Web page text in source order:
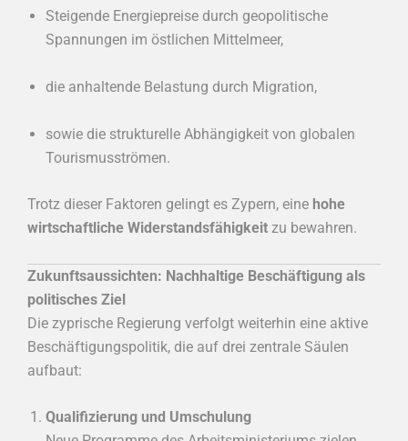
Steigende Energiepreise durch geopolitische
Spannungen im östlichen Mittelmeer,
die anhaltende Belastung durch Migration,
sowie die strukturelle Abhängigkeit von globalen
Tourismusströmen.
Trotz dieser Faktoren gelingt es Zypern, eine hohe
wirtschaftliche Widerstandsfähigkeit zu bewahren.
Zukunftsaussichten: Nachhaltige Beschäftigung als
politisches Ziel
Die zyprische Regierung verfolgt weiterhin eine aktive
Beschäftigungspolitik, die auf drei zentrale Säulen
aufbaut:
Qualifizierung und Umschulung